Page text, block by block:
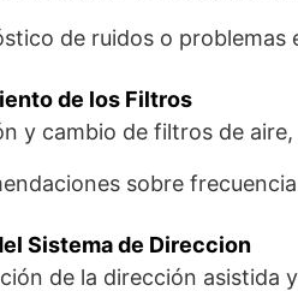
de ruidos o problemas
de los Filtros
y cambio de filtros de
sobre
Sistema de Direccion
de la dirección asistida